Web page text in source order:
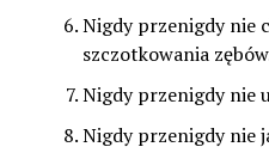
Nigdy przenigdy nie
szczotkowania
Nigdy przenigdy nie
Nigdy przenigdy nie